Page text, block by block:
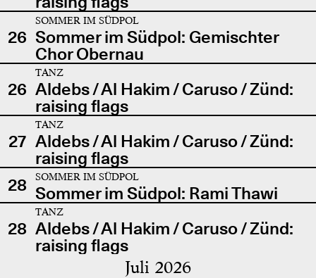
26
SOMMER IM SÜDPOL
Sommer im Südpol: Gemischter
Chor Obernau
26
TANZ
Aldebs / Al Hakim / Caruso / Zünd:
raising flags
27
TANZ
Aldebs / Al Hakim / Caruso / Zünd:
raising flags
28
SOMMER IM SÜDPOL
Sommer im Südpol: Rami Thawi
28
TANZ
Aldebs / Al Hakim / Caruso / Zünd:
raising flags
Juli 2026